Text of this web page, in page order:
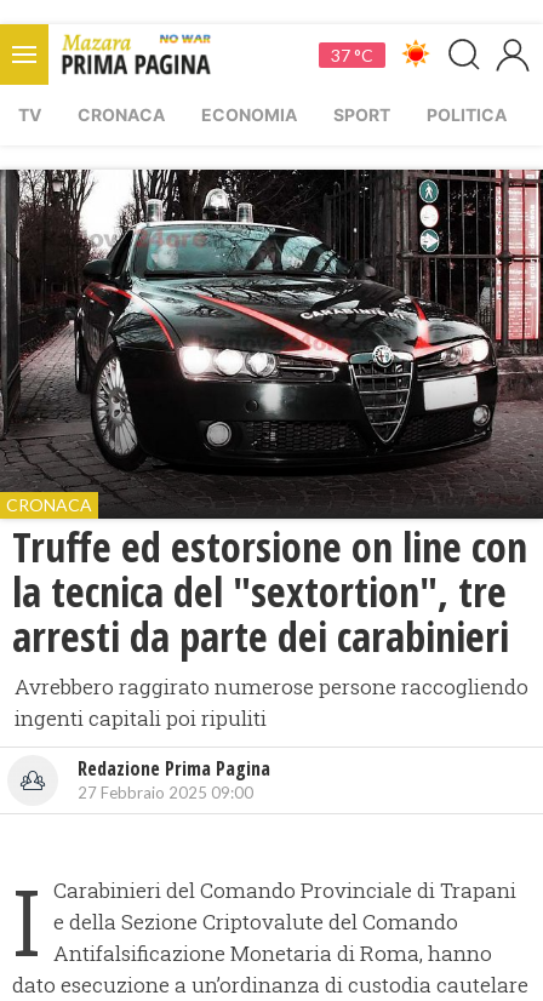
37 °C
TV CRONACA ECONOMIA SPORT POLITICA
CRONACA
Truffe ed estorsione on line con
la tecnica del "sextortion", tre
arresti da parte dei carabinieri
Avrebbero raggirato numerose persone raccogliendo
ingenti capitali poi ripuliti
Redazione Prima Pagina
27 Febbraio 2025 09:00
I Carabinieri del Comando Provinciale di Trapani
e della Sezione Criptovalute del Comando
Antifalsificazione Monetaria di Roma, hanno
dato esecuzione a un’ordinanza di custodia cautelare